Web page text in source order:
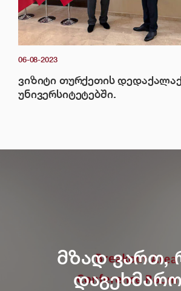
06-08-2023
ვიზიტი თურქეთის
უნივერსიტეტებში.
მზად ვართ,